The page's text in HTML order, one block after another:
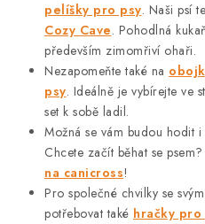
pelíšky pro psy. Naši psí
Cozy Cave. Pohodlná
především zimomřiví ohaři.
Nezapomeňte také na
psy. Ideálně je vybírejte ve
set k sobě ladil.
Možná se vám budou hodit
Chcete začít běhat se
na canicross!
Pro společné chvilky se
potřebovat také hračky pro